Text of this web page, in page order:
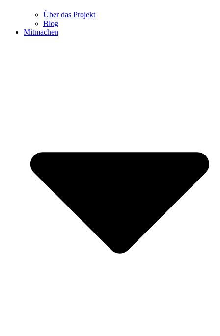
Über das Projekt
Blog
Mitmachen